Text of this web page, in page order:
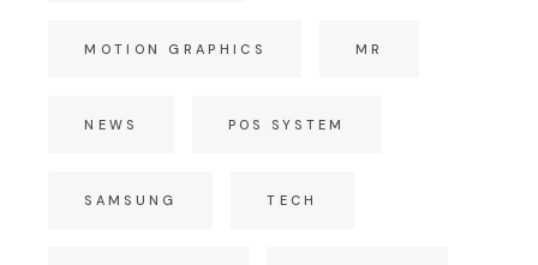
MOTION GRAPHICS MR
NEWS POS SYSTEM
SAMSUNG TECH